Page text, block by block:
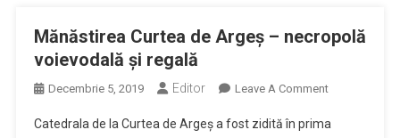
Mănăstirea Curtea de Argeș – necropolă
voievodală și regală
Decembrie 5, 2019 Editor Leave A CommentOn
Curtea
Catedrala de la Curtea de Argeș a fost zidită în prima